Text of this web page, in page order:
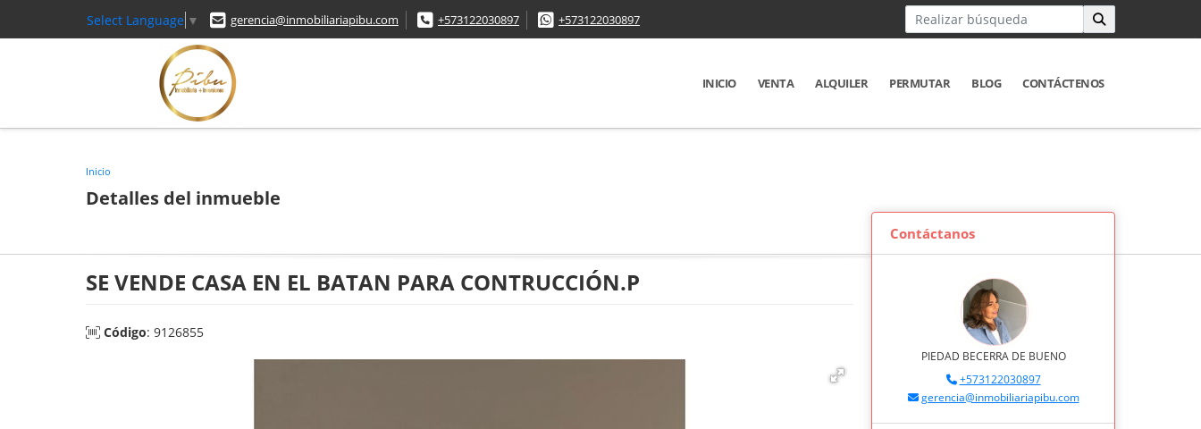
Select Language ▼ gerencia@inmobiliariapibu.com +573122030897 +573122030897
INICIO VENTA ALQUILER PERMUTAR BLOG CONTÁCTENOS
Inicio
Detalles del inmueble
SE VENDE CASA EN EL BATAN PARA CONTRUCCIÓN.P
Código: 9126855
Contáctanos
PIEDAD BECERRA DE BUENO
+573122030897
gerencia@inmobiliariapibu.com